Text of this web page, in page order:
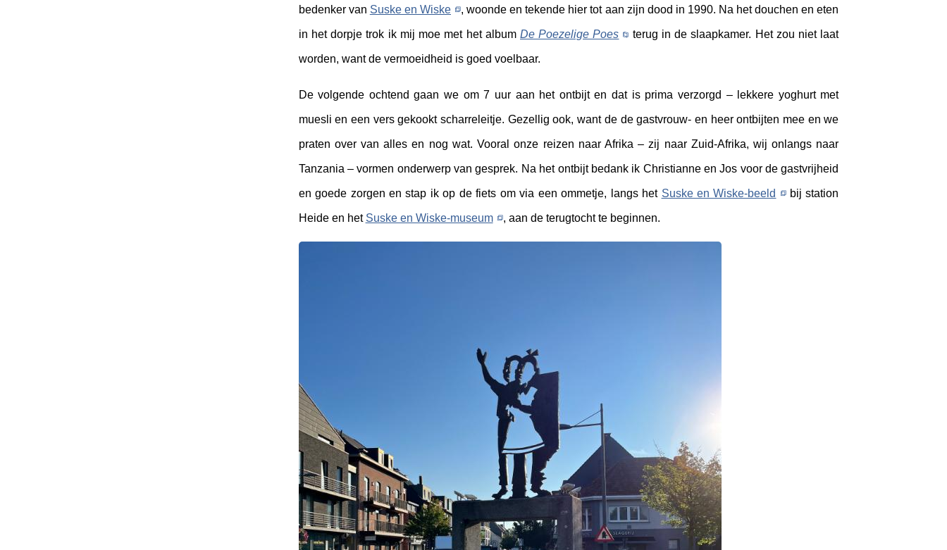
bedenker van Suske en Wiske , woonde en tekende hier tot aan zijn dood in 1990. Na het douchen en eten
in het dorpje trok ik mij moe met het album De Poezelige Poes terug in de slaapkamer. Het zou niet laat
worden, want de vermoeidheid is goed voelbaar.
De volgende ochtend gaan we om 7 uur aan het ontbijt en dat is prima verzorgd – lekkere yoghurt met
muesli en een vers gekookt scharreleitje. Gezellig ook, want de de gastvrouw- en heer ontbijten mee en we
praten over van alles en nog wat. Vooral onze reizen naar Afrika – zij naar Zuid-Afrika, wij onlangs naar
Tanzania – vormen onderwerp van gesprek. Na het ontbijt bedank ik Christianne en Jos voor de gastvrijheid
en goede zorgen en stap ik op de fiets om via een ommetje, langs het Suske en Wiske-beeld bij station
Heide en het Suske en Wiske-museum , aan de terugtocht te beginnen.